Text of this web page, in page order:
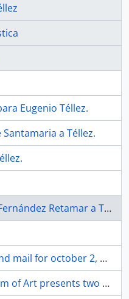
Eugenio Téllez.
a Téllez.
Retamar a Téllez.
for october 2, 1973.
exploring works by Latin American artists.